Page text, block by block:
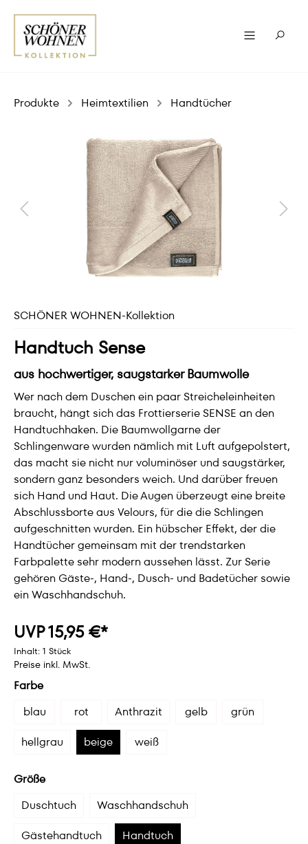
Produkte Heimtextilien Handtücher
SCHÖNER WOHNEN-Kollektion
Handtuch Sense
aus hochwertiger, saugstarker Baumwolle
Wer nach dem Duschen ein paar Streicheleinheiten
braucht, hängt sich das Frottierserie SENSE an den
Handtuchhaken. Die Baumwollgarne der
Schlingenware wurden nämlich mit Luft aufgepolstert,
das macht sie nicht nur voluminöser und saugstärker,
sondern ganz besonders weich. Und darüber freuen
sich Hand und Haut. Die Augen überzeugt eine breite
Abschlussborte aus Velours, für die die Schlingen
aufgeschnitten wurden. Ein hübscher Effekt, der die
Handtücher gemeinsam mit der trendstarken
Farbpalette sehr modern aussehen lässt. Zur Serie
gehören Gäste-, Hand-, Dusch- und Badetücher sowie
ein Waschhandschuh.
UVP 15,95 €*
Inhalt: 1 Stück
Preise inkl. MwSt.
Farbe
blau
rot Anthrazit gelb
grün
hellgrau
beige weiß
Größe
Duschtuch
Waschhandschuh
Gästehandtuch
Handtuch